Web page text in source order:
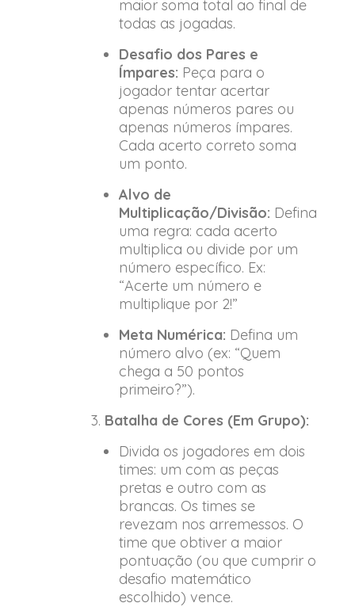
maior soma total ao final de
todas as jogadas.
Desafio dos Pares e
Ímpares: Peça para o
jogador tentar acertar
apenas números pares ou
apenas números ímpares.
Cada acerto correto soma
um ponto.
Alvo de
Multiplicação/Divisão: Defina
uma regra: cada acerto
multiplica ou divide por um
número específico. Ex:
“Acerte um número e
multiplique por 2!”
Meta Numérica: Defina um
número alvo (ex: “Quem
chega a 50 pontos
primeiro?”).
Batalha de Cores (Em Grupo):
Divida os jogadores em dois
times: um com as peças
pretas e outro com as
brancas. Os times se
revezam nos arremessos. O
time que obtiver a maior
pontuação (ou que cumprir o
desafio matemático
escolhido) vence.